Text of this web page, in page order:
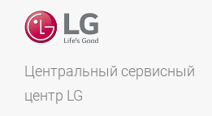
Центральный сервисный
центр LG